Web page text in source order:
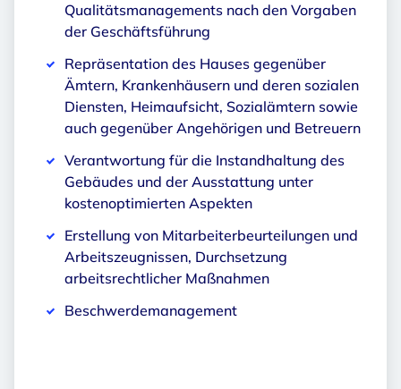
Qualitätsmanagements nach den Vorgaben
der Geschäftsführung
Repräsentation des Hauses gegenüber
Ämtern, Krankenhäusern und deren sozialen
Diensten, Heimaufsicht, Sozialämtern sowie
auch gegenüber Angehörigen und Betreuern
Verantwortung für die Instandhaltung des
Gebäudes und der Ausstattung unter
kostenoptimierten Aspekten
Erstellung von Mitarbeiterbeurteilungen und
Arbeitszeugnissen, Durchsetzung
arbeitsrechtlicher Maßnahmen
Beschwerdemanagement